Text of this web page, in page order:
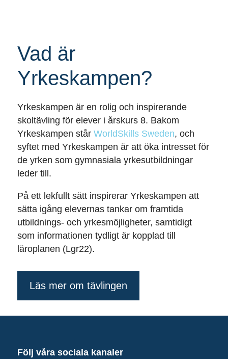
Vad är
Yrkeskampen?
Yrkeskampen är en rolig och inspirerande
skoltävling för elever i årskurs 8. Bakom
Yrkeskampen står WorldSkills Sweden, och
syftet med Yrkeskampen är att öka intresset för
de yrken som gymnasiala yrkesutbildningar
leder till.
På ett lekfullt sätt inspirerar Yrkeskampen att
sätta igång elevernas tankar om framtida
utbildnings- och yrkesmöjligheter, samtidigt
som informationen tydligt är kopplad till
läroplanen (Lgr22).
Läs mer om tävlingen
Följ våra sociala kanaler